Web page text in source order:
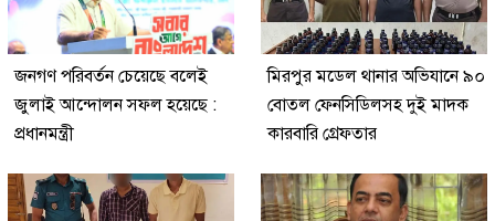
জনগণ পরিবর্তন চেয়েছে বলেই
জুলাই আন্দোলন সফল হয়েছে :
প্রধানমন্ত্রী
মিরপুর মডেল থানার অভিযানে ৯০
বোতল ফেনসিডিলসহ দুই মাদক
কারবারি গ্রেফতার